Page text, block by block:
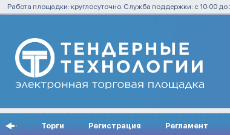
Работа площадки: круглосуточно. Служба поддержки: с 10:00 до
Торги Регистрация Регламент